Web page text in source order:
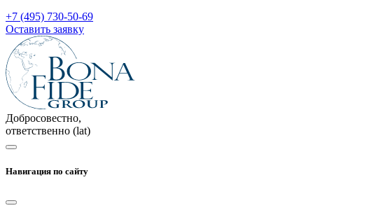
+7 (495) 730-50-69
Оставить заявку
Добросовестно,
ответственно (lat)
Навигация по сайту